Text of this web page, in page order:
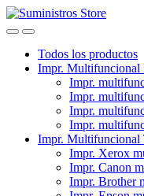
Skip
to
Skip
to
Todos los productos
Impr. Multifuncional
Impr.
Impr.
Impr.
Impr.
Impr. Multifuncional
Impr. Xerox
Impr. Canon
Impr. Brother